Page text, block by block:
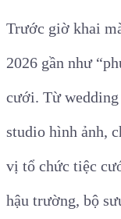
Trước giờ khai
2026 gần như
cưới. Từ
studio hình ảnh,
vị tổ chức tiệc
hậu trường, bộ